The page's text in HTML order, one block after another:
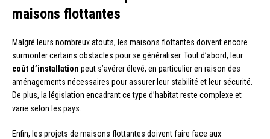
maisons flottantes
Malgré leurs nombreux atouts, les maisons flottantes doivent encore
surmonter certains obstacles pour se généraliser. Tout d’abord, leur
coût d’installation peut s’avérer élevé, en particulier en raison des
aménagements nécessaires pour assurer leur stabilité et leur sécurité.
De plus, la législation encadrant ce type d’habitat reste complexe et
varie selon les pays.
Enfin, les projets de maisons flottantes doivent faire face aux